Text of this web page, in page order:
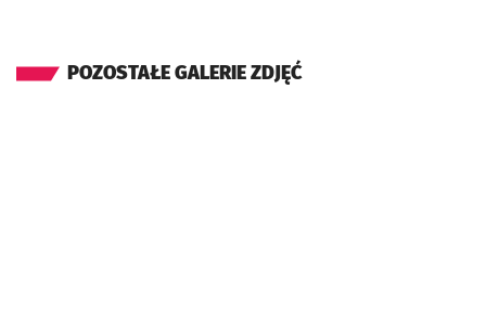
POZOSTAŁE GALERIE ZDJĘĆ